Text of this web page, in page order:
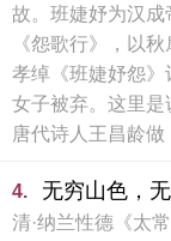
故。班婕妤为汉
《怨歌行》，以
孝绰《班婕妤怨》
女子被弃。这里是
唐代诗人王昌龄做
4. 无穷山色，
清·纳兰性德《太